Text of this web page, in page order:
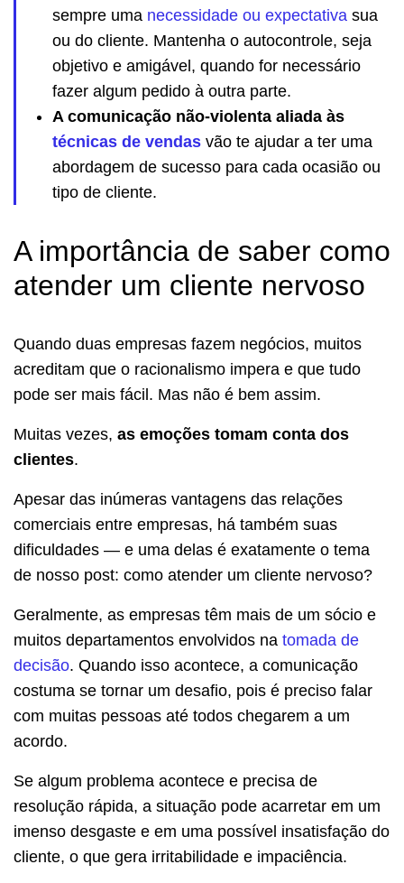
sempre uma necessidade ou expectativa sua
ou do cliente. Mantenha o autocontrole, seja
objetivo e amigável, quando for necessário
fazer algum pedido à outra parte.
A comunicação não-violenta aliada às
técnicas de vendas vão te ajudar a ter uma
abordagem de sucesso para cada ocasião ou
tipo de cliente.
A importância de saber como
atender um cliente nervoso
Quando duas empresas fazem negócios, muitos
acreditam que o racionalismo impera e que tudo
pode ser mais fácil. Mas não é bem assim.
Muitas vezes, as emoções tomam conta dos
clientes.
Apesar das inúmeras vantagens das relações
comerciais entre empresas, há também suas
dificuldades — e uma delas é exatamente o tema
de nosso post: como atender um cliente nervoso?
Geralmente, as empresas têm mais de um sócio e
muitos departamentos envolvidos na tomada de
decisão. Quando isso acontece, a comunicação
costuma se tornar um desafio, pois é preciso falar
com muitas pessoas até todos chegarem a um
acordo.
Se algum problema acontece e precisa de
resolução rápida, a situação pode acarretar em um
imenso desgaste e em uma possível insatisfação do
cliente, o que gera irritabilidade e impaciência.